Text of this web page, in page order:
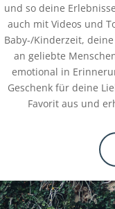
und so deine
auch mit Videos und
Baby-/Kinderzeit,
an geliebte
emotional in
Geschenk für deine
Favorit aus und